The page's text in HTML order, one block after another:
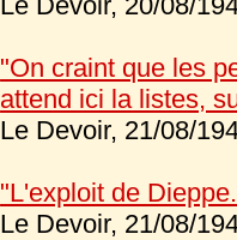
"On craint que les
attend ici la listes,
Le Devoir, 21/08/
"L'exploit de
Le Devoir, 21/08/